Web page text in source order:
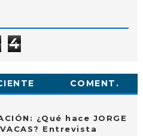
4
COMENT.
¿Qué hace JORGE
Entrevista